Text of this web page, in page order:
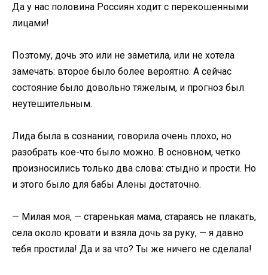
Да у нас половина Россиян ходит с перекошенными
лицами!
Поэтому, дочь это или не заметила, или не хотела
замечать: второе было более вероятно. А сейчас
состояние было довольно тяжелым, и прогноз был
неутешительным.
Лида была в сознании, говорила очень плохо, но
разобрать кое-что было можно. В основном, четко
произносились только два слова: стыдно и прости. Но
и этого было для бабы Алены достаточно.
— Милая моя, — старенькая мама, стараясь не плакать,
села около кровати и взяла дочь за руку, — я давно
тебя простила! Да и за что? Ты же ничего не сделала!